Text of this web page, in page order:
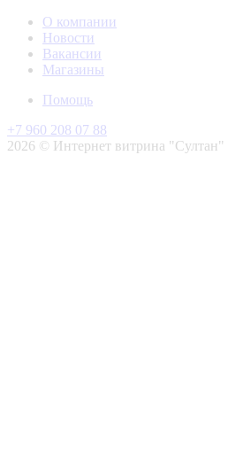
О компании
Новости
Вакансии
Магазины
Помощь
+7 960 208 07 88
2026 © Интернет витрина "Султан"